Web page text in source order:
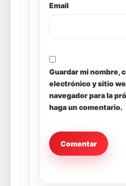
Email
Guardar mi nombre,
electrónico y sitio
navegador para la
haga un comentario.